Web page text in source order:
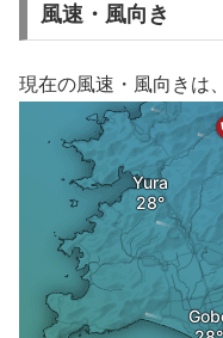
風速・風向き
現在の風速・風向きは